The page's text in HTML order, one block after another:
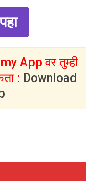
App वर तुम्ही
: Download